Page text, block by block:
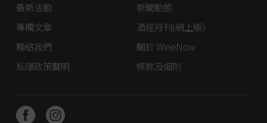
最新活動
新聞動態
專欄文章
酒經月刊(網上版)
聯絡我們
關於 WineNow
私隱政策聲明
條款及細則